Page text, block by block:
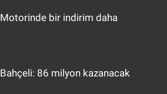
Motorinde bir indirim daha
Bahçeli: 86 milyon kazanacak